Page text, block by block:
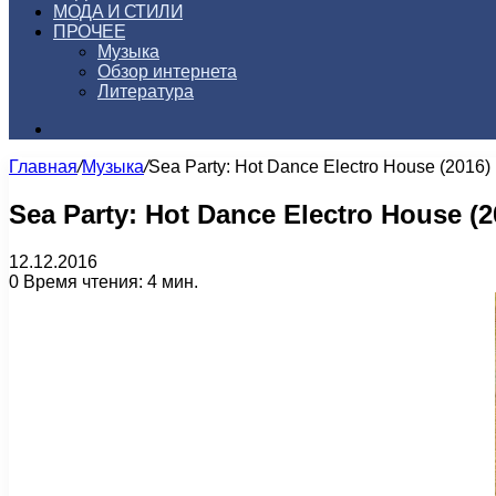
МОДА И СТИЛИ
ПРОЧЕЕ
Музыка
Обзор интернета
Литература
Главная/Музыка/Sea Party: Hot Dance Electro House (2016)
Sea Party: Hot Dance Electro House
12.12.2016
0 Время чтения: 4 мин.